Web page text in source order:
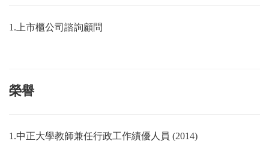
1. 上市櫃公司諮詢顧問
榮譽
1.中正大學教師兼任行政工作績優人員 (2014)